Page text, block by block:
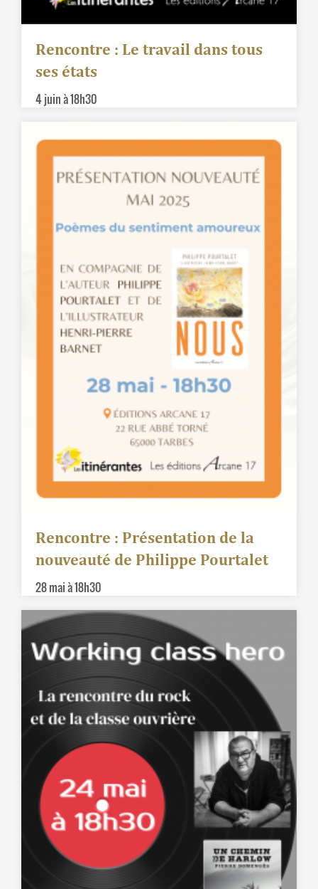
Rencontre : Le travail dans tous
ses états
4 juin à 18h30
Rencontre : Présentation de la
nouveauté de Philippe Pourtalet
28 mai à 18h30